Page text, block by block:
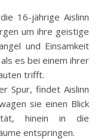
16-jährige Aislinn
um ihre geistige
und Einsamkeit
es bei einem ihrer
trifft.
Spur, findet Aislinn
sie einen Blick
hinein in die
entspringen.